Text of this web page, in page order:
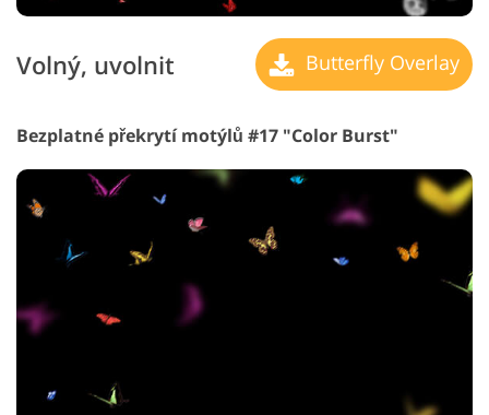
Volný, uvolnit Butterfly Overlay
Bezplatné překrytí motýlů #17 "Color Burst"